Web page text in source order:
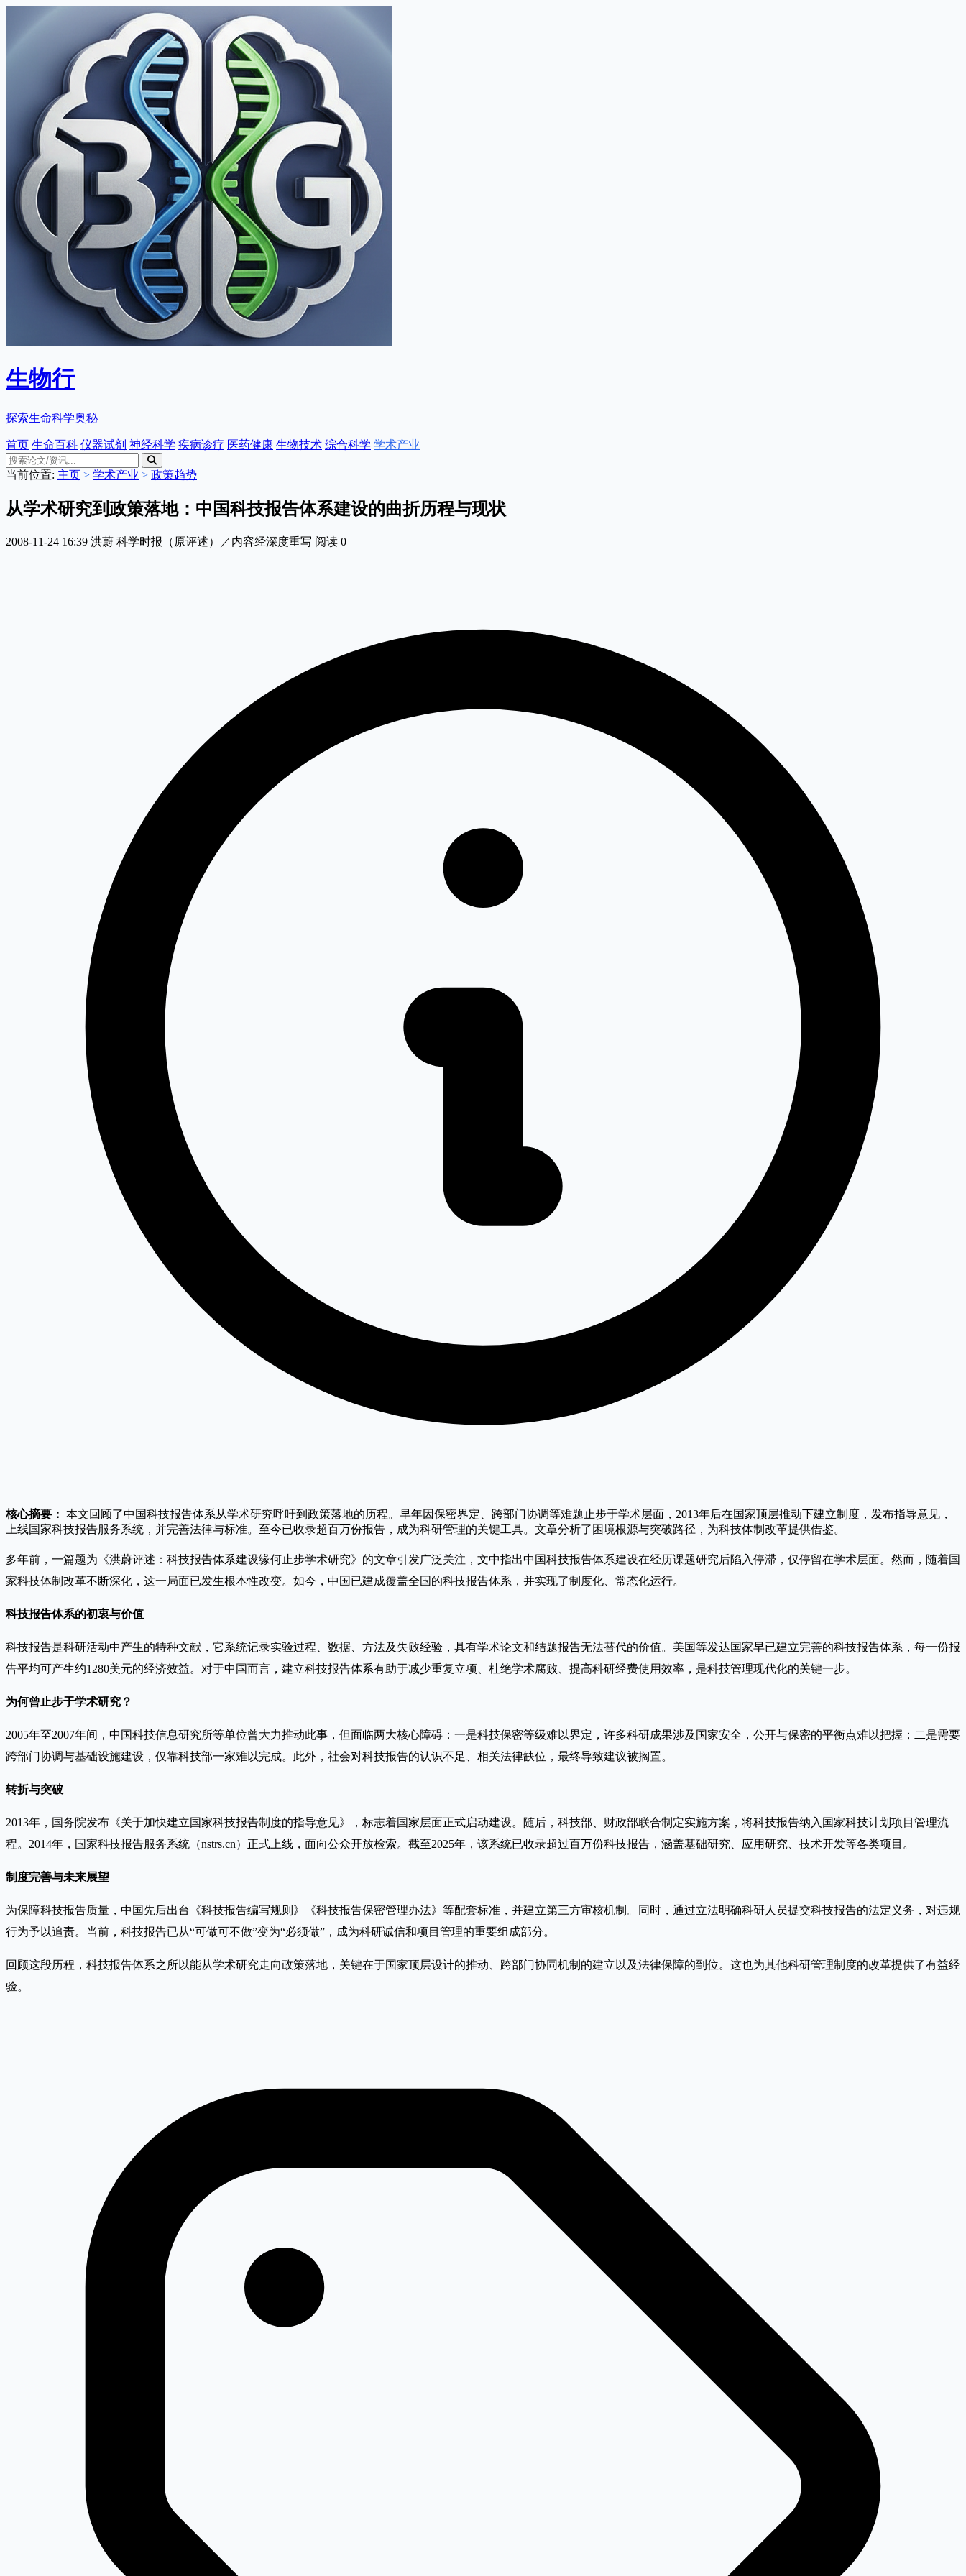
生物行
探索生命科学奥秘
首页 生命百科 仪器试剂 神经科学 疾病诊疗 医药健康 生物技术 综合科学 学术产业
当前位置: 主页 > 学术产业 > 政策趋势
从学术研究到政策落地：中国科技报告体系建设的曲折历程与现状
2008-11-24 16:39 洪蔚 科学时报（原评述）／内容经深度重写 阅读 0
核心摘要： 本文回顾了中国科技报告体系从学术研究呼吁到政策落地的历程。早年因保密界定、跨部门协调等难题止步于学术层面，2013年后在国家顶层推动下建立制度，发布指导意见，
上线国家科技报告服务系统，并完善法律与标准。至今已收录超百万份报告，成为科研管理的关键工具。文章分析了困境根源与突破路径，为科技体制改革提供借鉴。
多年前，一篇题为《洪蔚评述：科技报告体系建设缘何止步学术研究》的文章引发广泛关注，文中指出中国科技报告体系建设在经历课题研究后陷入停滞，仅停留在学术层面。然而，随着国
家科技体制改革不断深化，这一局面已发生根本性改变。如今，中国已建成覆盖全国的科技报告体系，并实现了制度化、常态化运行。
科技报告体系的初衷与价值
科技报告是科研活动中产生的特种文献，它系统记录实验过程、数据、方法及失败经验，具有学术论文和结题报告无法替代的价值。美国等发达国家早已建立完善的科技报告体系，每一份报
告平均可产生约1280美元的经济效益。对于中国而言，建立科技报告体系有助于减少重复立项、杜绝学术腐败、提高科研经费使用效率，是科技管理现代化的关键一步。
为何曾止步于学术研究？
2005年至2007年间，中国科技信息研究所等单位曾大力推动此事，但面临两大核心障碍：一是科技保密等级难以界定，许多科研成果涉及国家安全，公开与保密的平衡点难以把握；二是需要
跨部门协调与基础设施建设，仅靠科技部一家难以完成。此外，社会对科技报告的认识不足、相关法律缺位，最终导致建议被搁置。
转折与突破
2013年，国务院发布《关于加快建立国家科技报告制度的指导意见》，标志着国家层面正式启动建设。随后，科技部、财政部联合制定实施方案，将科技报告纳入国家科技计划项目管理流
程。2014年，国家科技报告服务系统（nstrs.cn）正式上线，面向公众开放检索。截至2025年，该系统已收录超过百万份科技报告，涵盖基础研究、应用研究、技术开发等各类项目。
制度完善与未来展望
为保障科技报告质量，中国先后出台《科技报告编写规则》《科技报告保密管理办法》等配套标准，并建立第三方审核机制。同时，通过立法明确科研人员提交科技报告的法定义务，对违规
行为予以追责。当前，科技报告已从“可做可不做”变为“必须做”，成为科研诚信和项目管理的重要组成部分。
回顾这段历程，科技报告体系之所以能从学术研究走向政策落地，关键在于国家顶层设计的推动、跨部门协同机制的建立以及法律保障的到位。这也为其他科研管理制度的改革提供了有益经
验。